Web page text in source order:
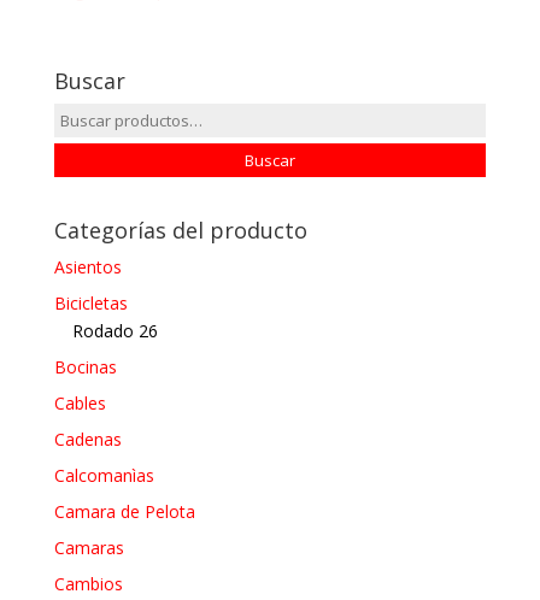
Buscar
Buscar
por:
Buscar
Categorías del producto
Asientos
Bicicletas
Rodado 26
Bocinas
Cables
Cadenas
Calcomanìas
Camara de Pelota
Camaras
Cambios